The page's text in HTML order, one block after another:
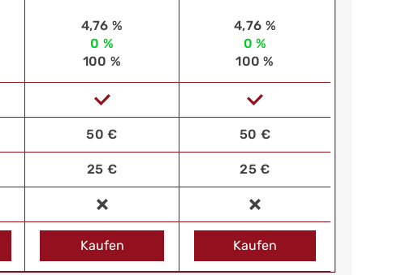
4,76 %
4,76 %
0 %
0 %
100 % 100 %
50 € 50 €
25 € 25 €
Kaufen Kaufen